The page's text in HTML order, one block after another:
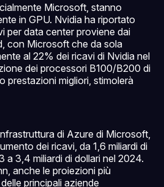
Microsoft, stanno
in GPU. Nvidia ha riportato
per data center proviene dai
con Microsoft che da sola
al 22% dei ricavi di Nvidia nel
dei processori B100/B200 di
prestazioni migliori, stimolerà
di Azure di Microsoft,
dei ricavi, da 1,6 miliardi di
a 3,4 miliardi di dollari nel 2024.
anche le proiezioni più
principali aziende